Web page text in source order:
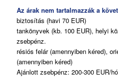
Az árak nem tartalmazzák a
biztosítás (havi 70 EUR)
tankönyvek (kb. 100 EUR), helyi
zsebpénz.
résiós felár (amennyiben kéred),
(amennyiben kéred)
Ajánlott zsebpénz: 200-300 EUR/hó